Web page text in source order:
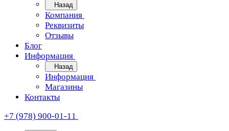
Назад
Компания
Реквизиты
Отзывы
Блог
Информация
Назад
Информация
Магазины
Контакты
+7 (978) 900-01-11